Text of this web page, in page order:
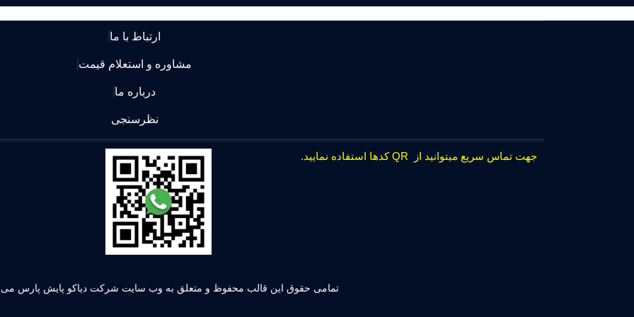
ارتباط با ما
مشاوره و استعلام قیمت
درباره ما
نظرسنجی
جهت تماس سریع میتوانید از QR کدها استفاده نمایید.
تمامی حقوق این قالب محفوظ و متعلق به وب سایت شرکت دیاکو پایش پارس می